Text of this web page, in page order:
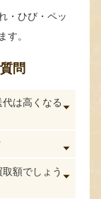
・ひび・ペッ
す。
問
は高くなる
額でしょう